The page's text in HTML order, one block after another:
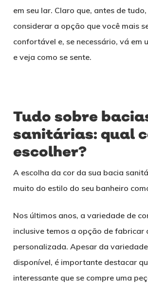
em seu lar. Claro que, antes de
considerar a opção que você mais
confortável e, se necessário, vá em
e veja como se sente.
Tudo sobre
sanitárias: qual
escolher?
A escolha da cor da sua bacia
muito do estilo do seu banheiro
Nos últimos anos, a variedade de
inclusive temos a opção de fabricar
personalizada. Apesar da
disponível, é importante destacar
interessante que se compre uma